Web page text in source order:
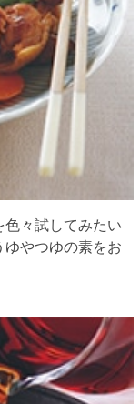
々試してみたい
やつゆの素をお